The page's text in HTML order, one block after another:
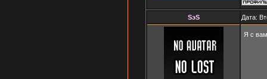
SэS Дата:
Я с